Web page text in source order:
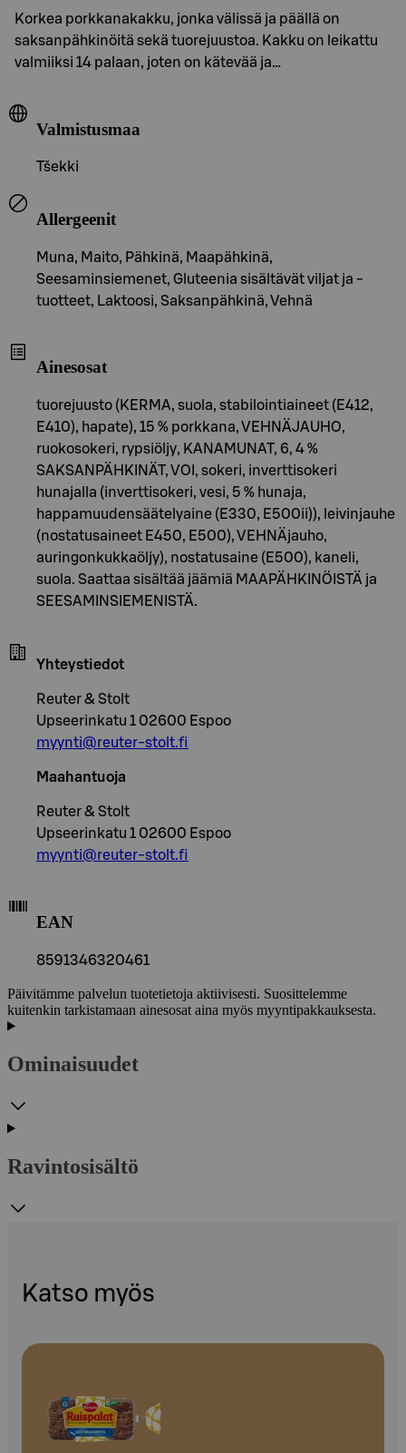
Korkea porkkanakakku, jonka välissä ja päällä on
saksanpähkinöitä sekä tuorejuustoa. Kakku on leikattu
valmiiksi 14 palaan, joten on kätevää ja…
Valmistusmaa
Tšekki
Allergeenit
Muna, Maito, Pähkinä, Maapähkinä,
Seesaminsiemenet, Gluteenia sisältävät viljat ja -
tuotteet, Laktoosi, Saksanpähkinä, Vehnä
Ainesosat
tuorejuusto (KERMA, suola, stabilointiaineet (E412,
E410), hapate), 15 % porkkana, VEHNÄJAUHO,
ruokosokeri, rypsiöljy, KANAMUNAT, 6, 4 %
SAKSANPÄHKINÄT, VOI, sokeri, inverttisokeri
hunajalla (inverttisokeri, vesi, 5 % hunaja,
happamuudensäätelyaine (E330, E500ii)), leivinjauhe
(nostatusaineet E450, E500), VEHNÄjauho,
auringonkukkaöljy), nostatusaine (E500), kaneli,
suola. Saattaa sisältää jäämiä MAAPÄHKINÖISTÄ ja
SEESAMINSIEMENISTÄ.
Yhteystiedot
Reuter & Stolt
Upseerinkatu 1 02600 Espoo
myynti@reuter-stolt.fi
Maahantuoja
Reuter & Stolt
Upseerinkatu 1 02600 Espoo
myynti@reuter-stolt.fi
EAN
8591346320461
Päivitämme palvelun tuotetietoja aktiivisesti. Suosittelemme
kuitenkin tarkistamaan ainesosat aina myös myyntipakkauksesta.
Ominaisuudet
Ravintosisältö
Katso myös